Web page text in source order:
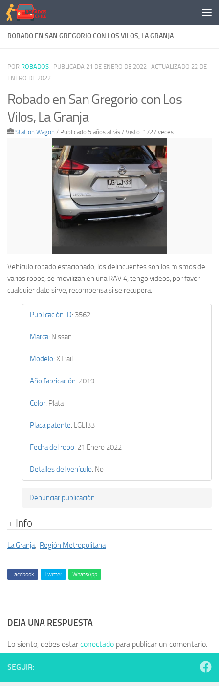
Saltar al contenido
ROBADO EN SAN GREGORIO CON LOS VILOS, LA GRANJA
POR ROBADOS · PUBLICADA 21 DE ENERO DE 2022 · ACTUALIZADO 22 DE
ENERO DE 2022
Robado en San Gregorio con Los
Vilos, La Granja
Station Wagon / Publicado 5 años atrás / Visto: 1727 veces
Vehículo robado estacionado, los delincuentes son los mismos de
varios robos, se movilizan en una RAV 4, tengo videos, por favor
cualquier dato sirve, recompensa si se recupera.
Publicación ID: 3562
Marca: Nissan
Modelo: XTrail
Año fabricación: 2019
Color: Plata
Placa patente: LGLJ33
Fecha del robo: 21 Enero 2022
Detalles del vehículo: No
Denunciar publicación
+ Info
La Granja, Región Metropolitana
Facebook Twitter WhatsApp
DEJA UNA RESPUESTA
Lo siento, debes estarconectado para publicar un comentario.
SEGUIR: